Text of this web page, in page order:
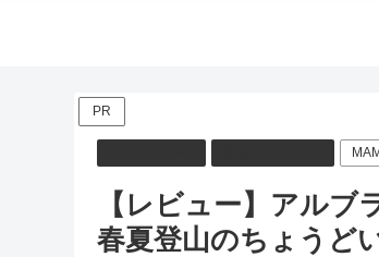
PR
【レビュー】アルブ
春夏登山のちょうど